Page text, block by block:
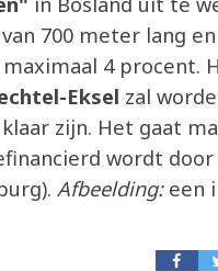
700 meter lang
4 procent.
Eksel zal
zijn. Het gaat
wordt door
Afbeelding: een